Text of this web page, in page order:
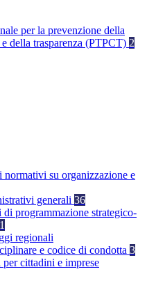
per la prevenzione della
della trasparenza (PTPCT) 2
normativi su organizzazione e
generali 36
programmazione strategico-
1
regionali
e codice di condotta 3
cittadini e imprese